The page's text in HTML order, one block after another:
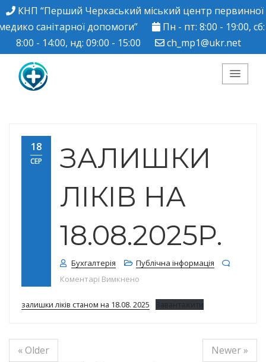
КНП “Перший Черкаський міський центр первинної
санітарної допомоги”
Пн - пт: 8:00 - 19:00, сб:
8:00 - 14:00, нд: 09:00 - 15:00
ch_mp1@ukr.net
Черкаський міський
центр ПМСД"
18
СЕР
ЗАЛИШКИ
ЛІКІВ НА
18.08.2025Р.
Бухгалтерія
Публічна інформація
Коментарі Вимкнено
залишки ліків станом на 18.08. 2025 Завантажити
« Older
Newer »